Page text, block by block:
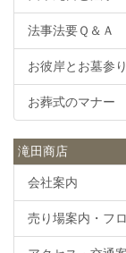
法事法要Ｑ＆Ａ
お彼岸とお墓参り
お葬式のマナー
滝田商店
会社案内
売り場案内・フ